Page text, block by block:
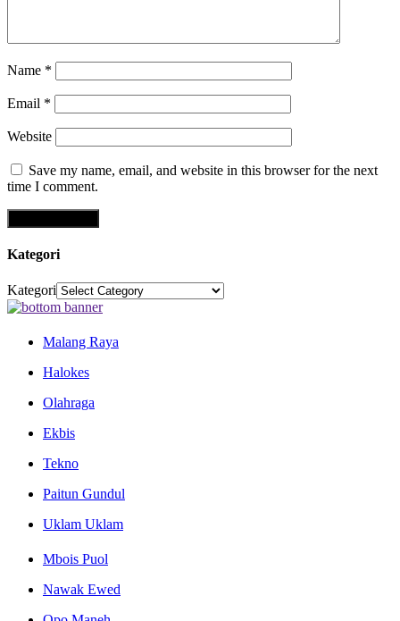
Name *
Email *
Website
Save my name, email, and website in this browser for the next
time I comment.
Kategori
Kategori
Malang Raya
Halokes
Olahraga
Ekbis
Tekno
Paitun Gundul
Uklam Uklam
Mbois Puol
Nawak Ewed